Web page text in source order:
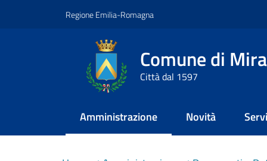
Regione Emilia-Romagna
Comune di
Città dal 1597
Amministrazione
Menu selezionato Novità